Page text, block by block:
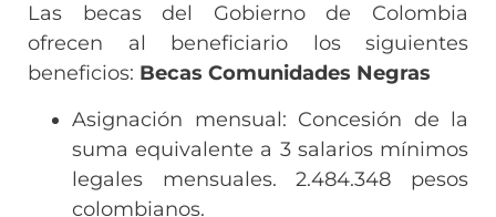
Las becas del Gobierno de Colombia
ofrecen al beneficiario los siguientes
beneficios: Becas Comunidades Negras
Asignación mensual: Concesión de la
suma equivalente a 3 salarios mínimos
legales mensuales. 2.484.348 pesos
colombianos.